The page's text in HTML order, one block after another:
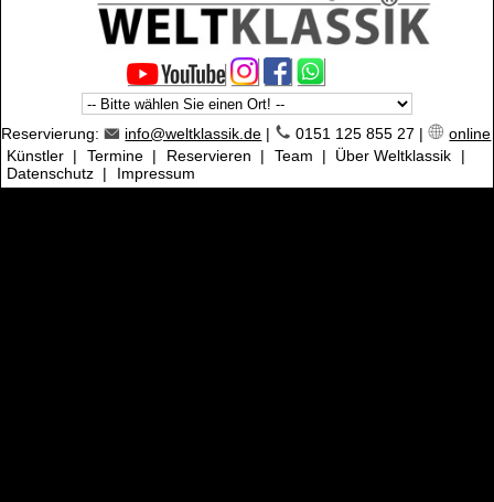
Reservierung: info@weltklassik.de | 0151 125 855 27 |
online
Künstler | Termine | Reservieren | Team | Über Weltklassik
|
Datenschutz | Impressum